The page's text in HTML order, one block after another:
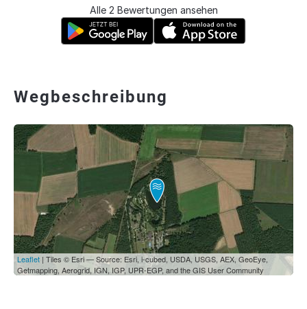
Alle 2 Bewertungen ansehen
Wegbeschreibung
Leaflet | Tiles © Esri — Source: Esri, i-cubed, USDA, USGS, AEX, GeoEye,
Getmapping, Aerogrid, IGN, IGP, UPR-EGP, and the GIS User Community